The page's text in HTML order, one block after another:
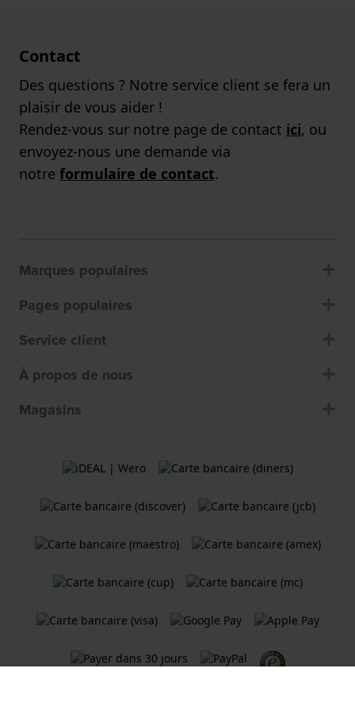
Contact
Des questions ? Notre service client se fera un
plaisir de vous aider !
Rendez-vous sur notre page de contact ici, ou
envoyez-nous une demande via
notre formulaire de contact.
Marques populaires
Pages populaires
Service client
À propos de nous
Magasins